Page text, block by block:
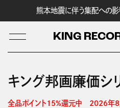
熊本地震に伴う集配への
KING
LOG IN
キング邦画廉価シ
全品ポイント15%還元中　2026年8